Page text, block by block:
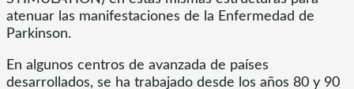
atenuar las manifestaciones de la Enfermedad de
Parkinson.
En algunos centros de avanzada de países
desarrollados, se ha trabajado desde los años 80 y 90